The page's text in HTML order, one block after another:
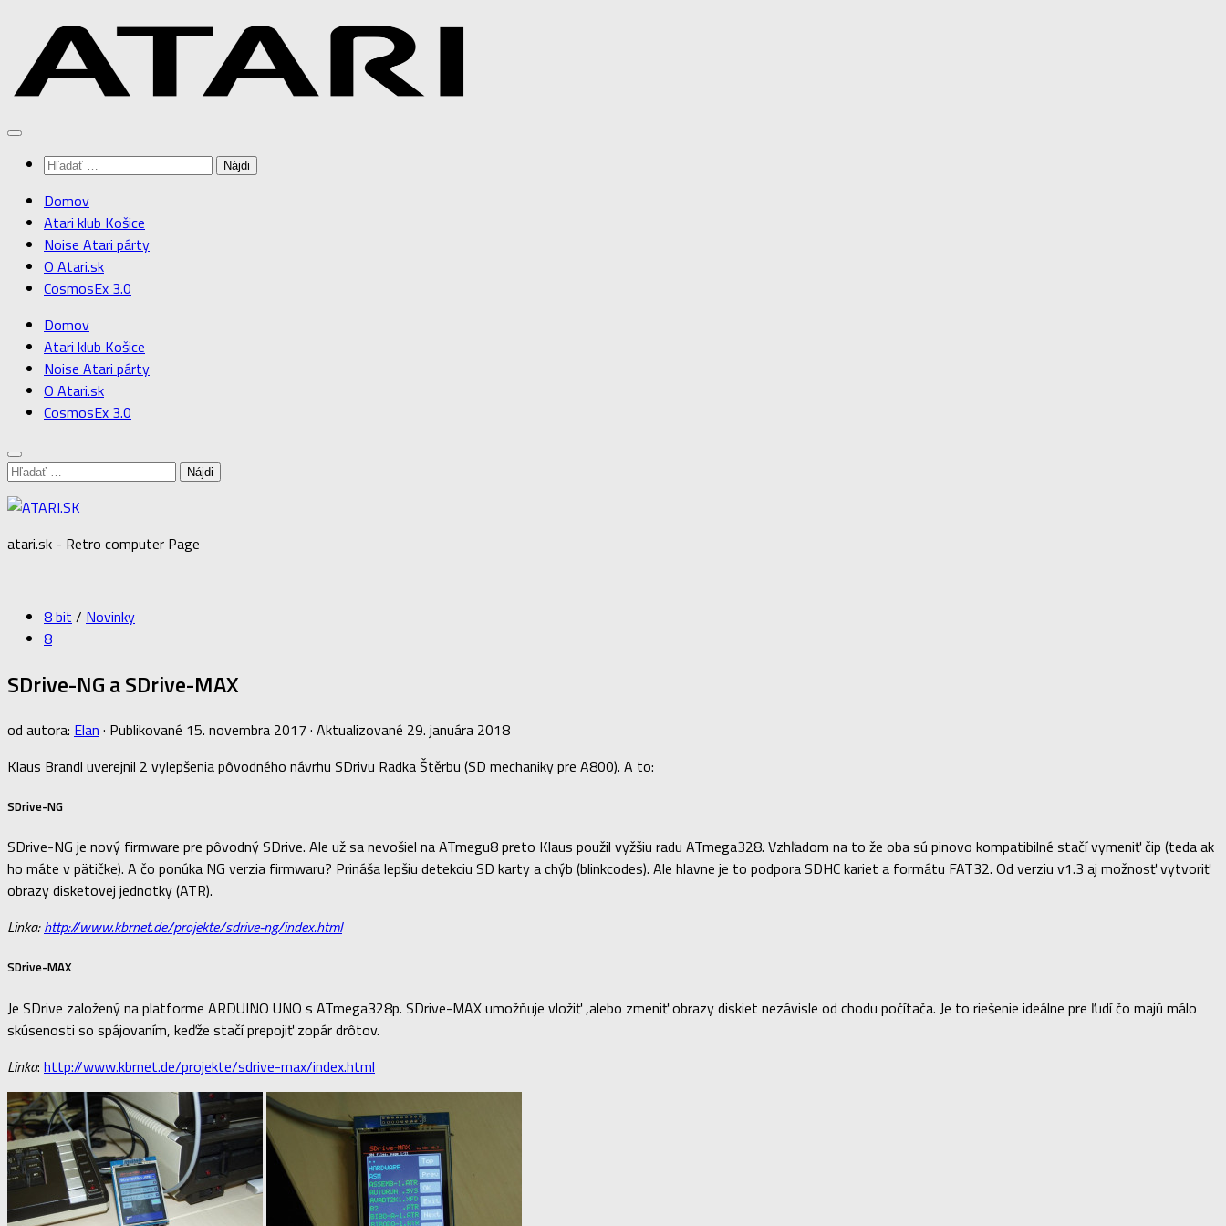
Preskočiť
obsah
Hľadať:
Domov
Atari klub Košice
Noise Atari párty
O Atari.sk
CosmosEx 3.0
Domov
Atari klub Košice
Noise Atari párty
O Atari.sk
CosmosEx 3.0
Hľadať:
atari.sk - Retro computer Page
8 bit / Novinky
8
SDrive-NG a SDrive-MAX
od autora: Elan · Publikované 15. novembra 2017 · Aktualizované 29. januára 2018
Klaus Brandl uverejnil 2 vylepšenia pôvodného návrhu SDrivu Radka Štěrbu (SD mechaniky pre A800). A to:
SDrive-NG
SDrive-NG je nový firmware pre pôvodný SDrive. Ale už sa nevošiel na ATmegu8 preto Klaus použil vyžšiu radu ATmega328. Vzhľadom na to že oba sú pinovo kompatibilné stačí vymeniť čip (teda ak
ho máte v pätičke). A čo ponúka NG verzia firmwaru? Prináša lepšiu detekciu SD karty a chýb (blinkcodes). Ale hlavne je to podpora SDHC kariet a formátu FAT32. Od verziu v1.3 aj možnosť vytvoriť
obrazy disketovej jednotky (ATR).
Linka:http://www.kbrnet.de/projekte/sdrive-ng/index.html
SDrive-MAX
Je SDrive založený na platforme ARDUINO UNO s ATmega328p. SDrive-MAX umožňuje vložiť ,alebo zmeniť obrazy diskiet nezávisle od chodu počítača. Je to riešenie ideálne pre ľudí čo majú málo
skúsenosti so spájovaním, keďže stačí prepojiť zopár drôtov.
Linka: http://www.kbrnet.de/projekte/sdrive-max/index.html